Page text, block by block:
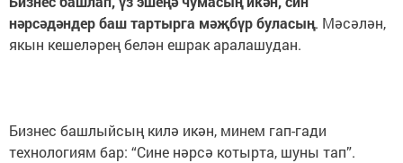
нәрсәдәндер баш тартырга мәҗбүр буласың. Мәсәлән,
якын кешеләрең белән ешрак аралашудан.
Бизнес башлыйсың килә икән, минем гап-гади
технологиям бар: “Сине нәрсә котырта, шуны тап”.